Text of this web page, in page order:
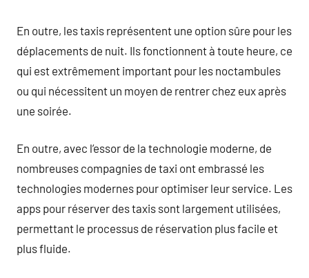
En outre, les taxis représentent une option sûre pour les
déplacements de nuit. Ils fonctionnent à toute heure, ce
qui est extrêmement important pour les noctambules
ou qui nécessitent un moyen de rentrer chez eux après
une soirée.
En outre, avec l’essor de la technologie moderne, de
nombreuses compagnies de taxi ont embrassé les
technologies modernes pour optimiser leur service. Les
apps pour réserver des taxis sont largement utilisées,
permettant le processus de réservation plus facile et
plus fluide.